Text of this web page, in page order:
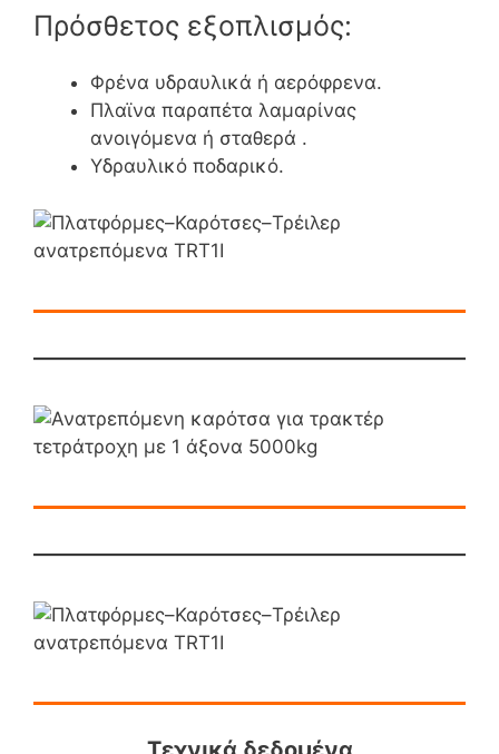
Πρόσθετος εξοπλισμός:
Φρένα υδραυλικά ή αερόφρενα.
Πλαϊνα παραπέτα λαμαρίνας
ανοιγόμενα ή σταθερά .
Υδραυλικό ποδαρικό.